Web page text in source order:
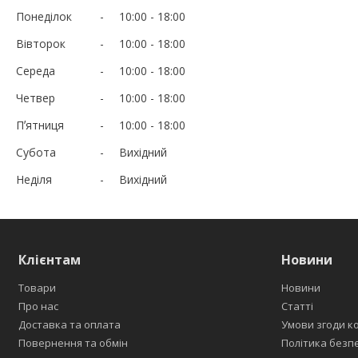
Понеділок 10:00
18:00
Вівторок
10:00
18:00
Середа
10:00
18:00
Четвер
10:00
18:00
Пʼятниця
10:00
18:00
Субота
Вихідний
Неділя
Вихідний
Клієнтам
Товари
Про нас
Доставка та оплата
Повернення та обмін
Новини
Новини
Статті
Умови згоди
Політика